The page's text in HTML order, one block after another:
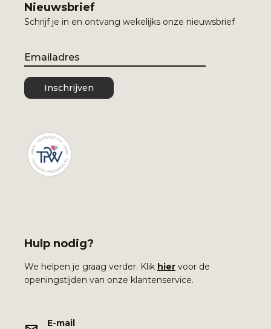
Nieuwsbrief
Schrijf je in en ontvang wekelijks onze nieuwsbrief
Email
Inschrijven
Hulp nodig?
We helpen je graag verder. Klik hier voor de
openingstijden van onze klantenservice.
E-mail